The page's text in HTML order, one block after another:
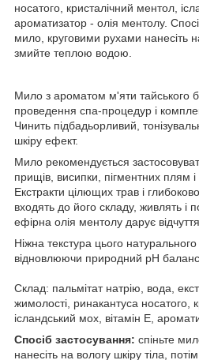
носатого, кристалічний ментол,
ароматизатор - олія ментолу.
мило, круговими рухами нанесіть
змийте теплою водою.
Мило з ароматом м'яти тайського
проведення спа-процедур і
Чинить підбадьорливий,
шкіру ефект.
Мило рекомендується
прищів, висипки, пігментних плям
Екстракти цілющих трав і
входять до його складу, живлять і
ефірна олія ментолу дарує
Ніжна текстура цього
відновлюючи природний pH баланс
Склад: пальмітат натрію, вода,
жимолості, ринакантуса носатого,
ісландський мох, вітамін Е,
Спосіб застосування: спіньте
нанесіть на вологу шкіру тіла,